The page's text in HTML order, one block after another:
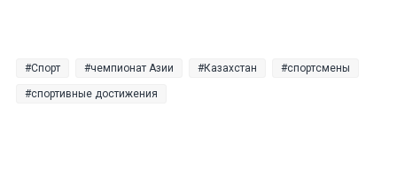
Спорт чемпионат Азии Казахстан спортсмены
спортивные достижения